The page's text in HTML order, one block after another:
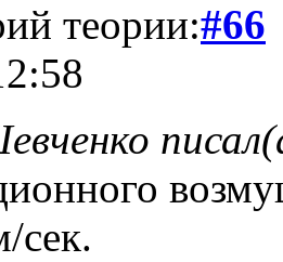
теории:#66
сек.